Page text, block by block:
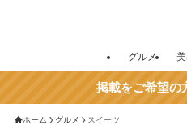
グルメ
掲載をご希望の
ホーム グルメ スイーツ